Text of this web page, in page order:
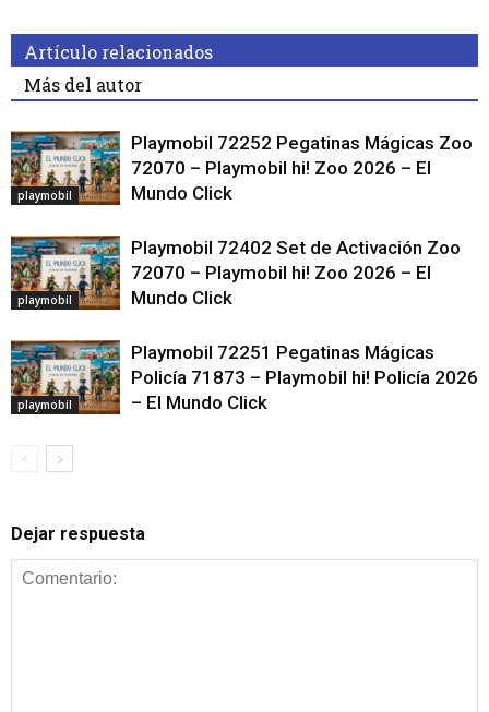
Artículo relacionados
Más del autor
playmobil
Playmobil 72252 Pegatinas Mágicas Zoo
72070 – Playmobil hi! Zoo 2026 – El
Mundo Click
playmobil
Playmobil 72402 Set de Activación Zoo
72070 – Playmobil hi! Zoo 2026 – El
Mundo Click
playmobil
Playmobil 72251 Pegatinas Mágicas
Policía 71873 – Playmobil hi! Policía 2026
– El Mundo Click
Dejar respuesta